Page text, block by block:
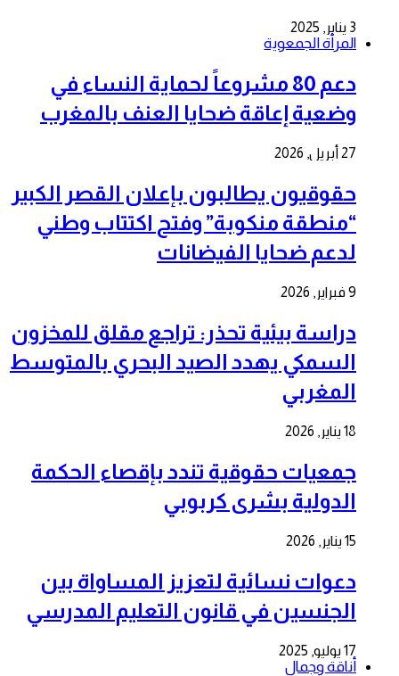
3 يناير, 2025
المرأة الجمعوية
دعم 80 مشروعاً لحماية النساء في
وضعية إعاقة ضحايا العنف بالمغرب
27 أبريل, 2026
حقوقيون يطالبون بإعلان القصر الكبير
“منطقة منكوبة” وفتح اكتتاب وطني
لدعم ضحايا الفيضانات
9 فبراير, 2026
دراسة بيئية تحذر: تراجع مقلق للمخزون
السمكي يهدد الصيد البحري بالمتوسط
المغربي
18 يناير, 2026
جمعيات حقوقية تندد بإقصاء الحكمة
الدولية بشرى كربوبي
15 يناير, 2026
دعوات نسائية لتعزيز المساواة بين
الجنسين في قانون التعليم المدرسي
17 يوليو, 2025
أناقة وجمال